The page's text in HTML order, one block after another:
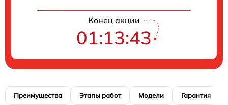
Конец акции
01:13:42
Преимущества Этапы работ Модели Гарантия